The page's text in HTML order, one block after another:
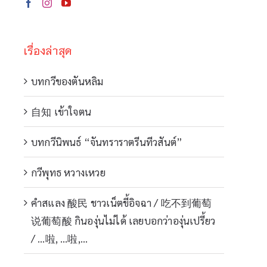
เรื่องล่าสุด
บทกวีของตันหลิม
自知 เข้าใจตน
บทกวีนิพนธ์ “จันทราราตรีนทีวสันต์”
กวีพุทธ หวางเหวย
คำสแลง 酸民 ชาวเน็ตขี้อิจฉา / 吃不到葡萄
说葡萄酸 กินองุ่นไม่ได้ เลยบอกว่าองุ่นเปรี้ยว
/ …啦, …啦,…